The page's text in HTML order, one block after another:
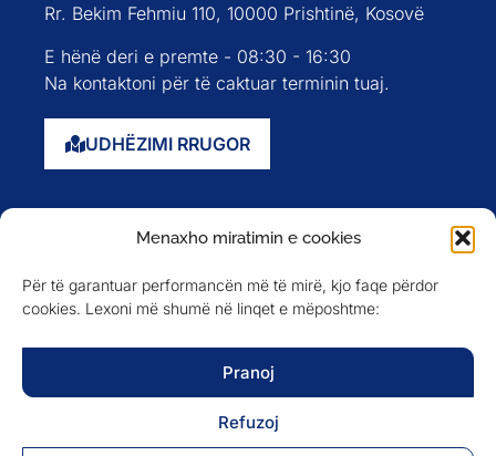
Menaxho miratimin e cookies
Për të garantuar performancën më të mirë, kjo faqe përdor
cookies. Lexoni më shumë në linqet e mëposhtme:
Pranoj
Refuzoj
Rr. Bekim Fehmiu 110, 10000 Prishtinë, Kosovë
E hënë deri e premte - 08:30 - 16:30
Na kontaktoni për të caktuar terminin tuaj.
UDHËZIMI RRUGOR
Evente
Anëtarët
Newsletter